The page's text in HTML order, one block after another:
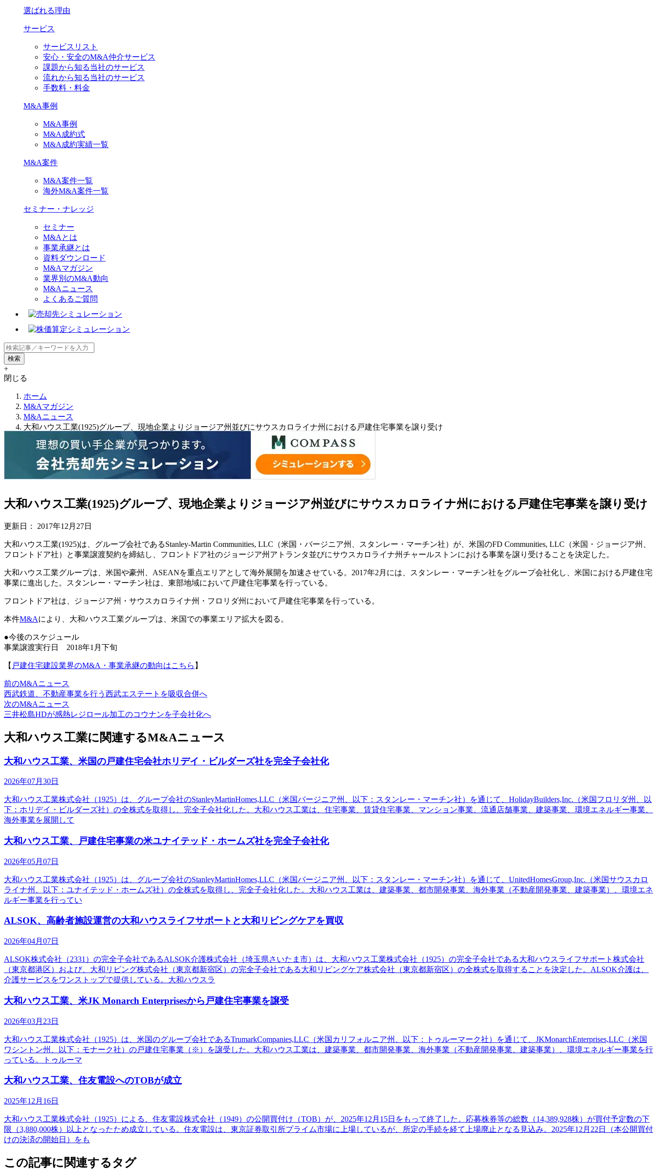
選ばれる理由
サービス
サービスリスト
安心・安全のM&A仲介サービス
課題から知る当社のサービス
流れから知る当社のサービス
手数料・料金
M&A事例
M&A事例
M&A成約式
M&A成約実績一覧
M&A案件
M&A案件一覧
海外M&A案件一覧
セミナー・ナレッジ
セミナー
M&Aとは
事業承継とは
資料ダウンロード
M&Aマガジン
業界別のM&A動向
M&Aニュース
よくあるご質問
+
閉じる
ホーム
M&Aマガジン
M&Aニュース
大和ハウス工業(1925)グループ、現地企業よりジョージア州並びにサウスカロライナ州における戸建住宅事業を譲り受け
大和ハウス工業(1925)グループ、現地企業よりジョージア州並びにサウスカロライナ州における戸建住宅事業を譲り受け
更新日： 2017年12月27日
大和ハウス工業(1925)は、グループ会社であるStanley-Martin Communities, LLC（米国・バージニア州、スタンレー・マーチン社）が、米国のFD Communities, LLC（米国・ジョージア州、
フロントドア社）と事業譲渡契約を締結し、フロントドア社のジョージア州アトランタ並びにサウスカロライナ州チャールストンにおける事業を譲り受けることを決定した。
大和ハウス工業グループは、米国や豪州、ASEANを重点エリアとして海外展開を加速させている。2017年2月には、スタンレー・マーチン社をグループ会社化し、米国における戸建住宅
事業に進出した。スタンレー・マーチン社は、東部地域において戸建住宅事業を行っている。
フロントドア社は、ジョージア州・サウスカロライナ州・フロリダ州において戸建住宅事業を行っている。
本件M&Aにより、大和ハウス工業グループは、米国での事業エリア拡大を図る。
●今後のスケジュール
事業譲渡実行日 2018年1月下旬
【 戸建住宅建設業界のM&A・事業承継の動向はこちら 】
前のM&Aニュース
西武鉄道、不動産事業を行う西武エステートを吸収合併へ
次のM&Aニュース
三井松島HDが感熱レジロール加工のコウナンを子会社化へ
大和ハウス工業に関連するM&Aニュース
大和ハウス工業、米国の戸建住宅会社ホリデイ・ビルダーズ社を完全子会社化
2026年07月30日
大和ハウス工業株式会社（1925）は、グループ会社のStanleyMartinHomes,LLC（米国バージニア州、以下：スタンレー・マーチン社）を通じて、HolidayBuilders,Inc.（米国フロリダ州、以
下：ホリデイ・ビルダーズ社）の全株式を取得し、完全子会社化した。大和ハウス工業は、住宅事業、賃貸住宅事業、マンション事業、流通店舗事業、建築事業、環境エネルギー事業、
海外事業を展開して
大和ハウス工業、戸建住宅事業の米ユナイテッド・ホームズ社を完全子会社化
2026年05月07日
大和ハウス工業株式会社（1925）は、グループ会社のStanleyMartinHomes,LLC（米国バージニア州、以下：スタンレー・マーチン社）を通じて、UnitedHomesGroup,Inc.（米国サウスカロ
ライナ州、以下：ユナイテッド・ホームズ社）の全株式を取得し、完全子会社化した。大和ハウス工業は、建築事業、都市開発事業、海外事業（不動産開発事業、建築事業）、環境エネ
ルギー事業を行ってい
ALSOK、高齢者施設運営の大和ハウスライフサポートと大和リビングケアを買収
2026年04月07日
ALSOK株式会社（2331）の完全子会社であるALSOK介護株式会社（埼玉県さいたま市）は、大和ハウス工業株式会社（1925）の完全子会社である大和ハウスライフサポート株式会社
（東京都港区）および、大和リビング株式会社（東京都新宿区）の完全子会社である大和リビングケア株式会社（東京都新宿区）の全株式を取得することを決定した。ALSOK介護は、
介護サービスをワンストップで提供している。大和ハウスラ
大和ハウス工業、米JK Monarch Enterprisesから戸建住宅事業を譲受
2026年03月23日
大和ハウス工業株式会社（1925）は、米国のグループ会社であるTrumarkCompanies,LLC（米国カリフォルニア州、以下：トゥルーマーク社）を通じて、JKMonarchEnterprises,LLC（米国
ワシントン州、以下：モナーク社）の戸建住宅事業（※）を譲受した。大和ハウス工業は、建築事業、都市開発事業、海外事業（不動産開発事業、建築事業）、環境エネルギー事業を行
っている。トゥルーマ
大和ハウス工業、住友電設へのTOBが成立
2025年12月16日
大和ハウス工業株式会社（1925）による、住友電設株式会社（1949）の公開買付け（TOB）が、2025年12月15日をもって終了した。応募株券等の総数（14,389,928株）が買付予定数の下
限（3,880,000株）以上となったため成立している。住友電設は、東京証券取引所プライム市場に上場しているが、所定の手続を経て上場廃止となる見込み。2025年12月22日（本公開買付
けの決済の開始日）をも
この記事に関連するタグ